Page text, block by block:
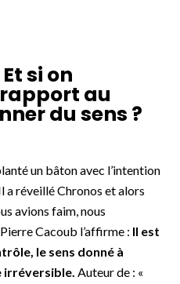
si on
au
du sens ?
un bâton avec l’intention
a réveillé Chronos et alors
avions faim, nous
Cacoub l’affirme : Il est
le sens donné à
irréversible. Auteur de : «